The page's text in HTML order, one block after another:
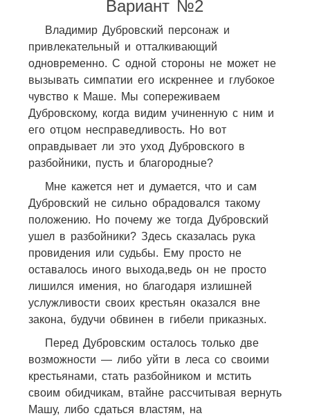
Вариант №2
Владимир Дубровский персонаж и
привлекательный и отталкивающий
одновременно. С одной стороны не может не
вызывать симпатии его искреннее и глубокое
чувство к Маше. Мы сопереживаем
Дубровскому, когда видим учиненную с ним и
его отцом несправедливость. Но вот
оправдывает ли это уход Дубровского в
разбойники, пусть и благородные?
Мне кажется нет и думается, что и сам
Дубровский не сильно обрадовался такому
положению. Но почему же тогда Дубровский
ушел в разбойники? Здесь сказалась рука
провидения или судьбы. Ему просто не
оставалось иного выхода,ведь он не просто
лишился имения, но благодаря излишней
услужливости своих крестьян оказался вне
закона, будучи обвинен в гибели приказных.
Перед Дубровским осталось только две
возможности — либо уйти в леса со своими
крестьянами, стать разбойником и мстить
своим обидчикам, втайне рассчитывая вернуть
Машу, либо сдаться властям, на